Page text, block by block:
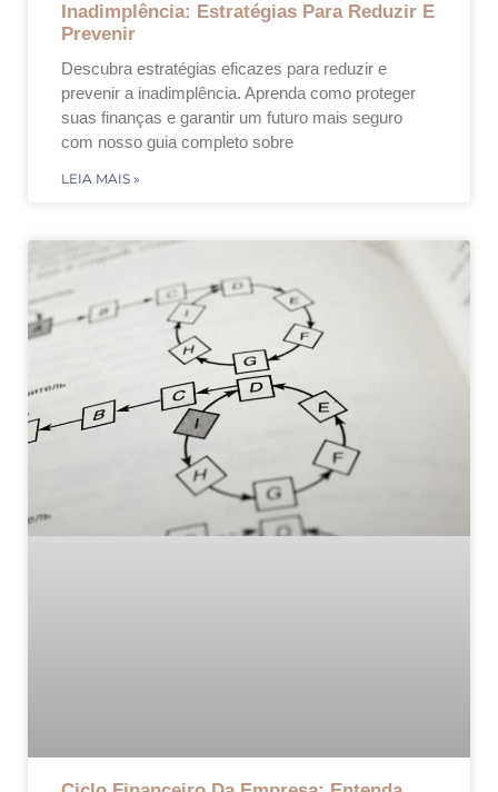
Inadimplência: Estratégias Para Reduzir E
Prevenir
Descubra estratégias eficazes para reduzir e
prevenir a inadimplência. Aprenda como proteger
suas finanças e garantir um futuro mais seguro
com nosso guia completo sobre
LEIA MAIS »